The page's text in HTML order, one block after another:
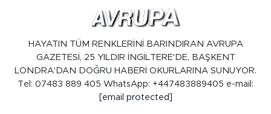
HAYATIN TÜM RENKLERİNİ BARINDIRAN AVRUPA
GAZETESİ, 25 YILDIR İNGİLTERE'DE, BAŞKENT
LONDRA'DAN DOĞRU HABERİ OKURLARINA SUNUYOR.
Tel: 07483 889 405 WhatsApp: +447483889405 e-mail:
[email protected]